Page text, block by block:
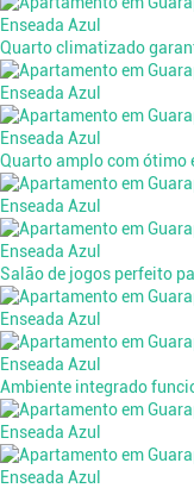
Quarto climatizado
Quarto amplo com ótimo
Salão de jogos perfeito
Ambiente integrado